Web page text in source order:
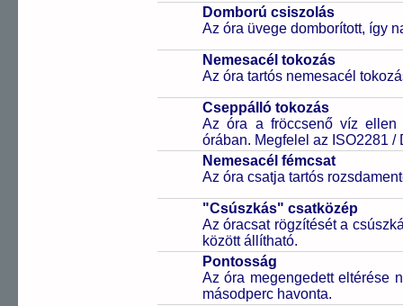
Domború csiszolás
Az óra üvege domborított, így
Nemesacél tokozás
Az óra tartós nemesacél
Cseppálló tokozás
Az óra a fröccsenő víz ellen
órában. Megfelel az ISO2281
Nemesacél fémcsat
Az óra csatja tartós
"Csúszkás" csatközép
Az óracsat rögzítését a
között állítható.
Pontosság
Az óra megengedett eltérése
másodperc havonta.